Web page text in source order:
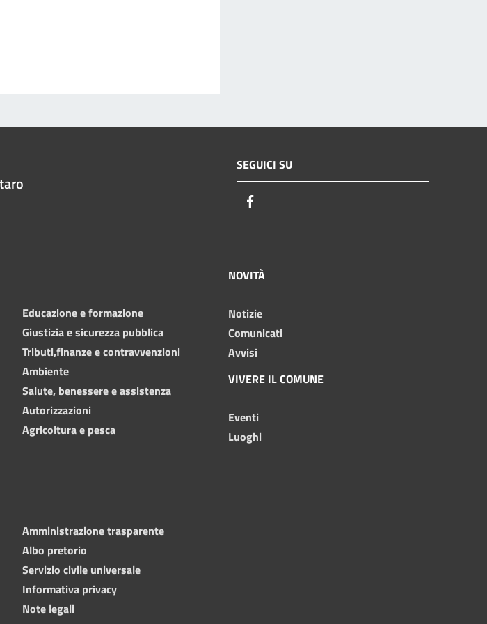
SEGUICI SU
Educazione e formazione
Giustizia e sicurezza pubblica
Tributi,finanze e contravvenzioni
Ambiente
Salute, benessere e assistenza
Autorizzazioni
Agricoltura e pesca
NOVITÀ
Notizie
Comunicati
Avvisi
VIVERE IL COMUNE
Eventi
Luoghi
Amministrazione trasparente
Albo pretorio
Servizio civile universale
Informativa privacy
Note legali